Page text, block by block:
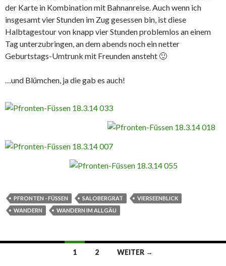
der Karte in Kombination mit Bahnanreise. Auch wenn ich
insgesamt vier Stunden im Zug gesessen bin, ist diese
Halbtagestour von knapp vier Stunden problemlos an einem
Tag unterzubringen, an dem abends noch ein netter
Geburtstags-Umtrunk mit Freunden ansteht 🙂
…und Blümchen, ja die gab es auch!
PFRONTEN - FÜSSEN SALOBERGRAT
VIERSEENBLICK
WANDERN
WANDERN IM ALLGÄU
1 2 WEITER →